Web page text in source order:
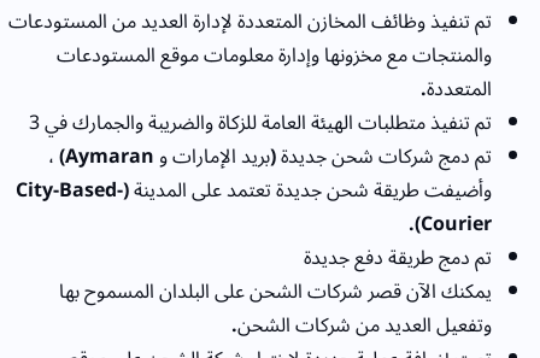
تم تنفيذ وظائف المخازن المتعددة لإدارة العديد من المستودعات
والمنتجات مع مخزونها وإدارة معلومات موقع المستودعات
المتعددة.
تم تنفيذ متطلبات الهيئة العامة للزكاة والضريبة والجمارك في 3
تم دمج شركات شحن جديدة(بريد الإمارات و
،
وأضيفت طريقة شحن جديدة تعتمد على المدينة (City-Based-
Courier).
تم دمج طريقة دفع جديدة
يمكنك الآن قصر شركات الشحن على البلدان المسموح بها
وتفعيل العديد من شركات الشحن.